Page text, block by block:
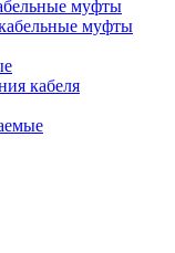
муфты
муфты
кабеля